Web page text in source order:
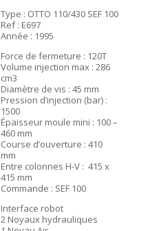
Type : OTTO 110/430 SEF 100
Ref : E697
Année : 1995
Force de fermeture : 120T
Volume injection max : 286
cm3
Diamètre de vis : 45 mm
Pression d’injection (bar) :
1500
Épaisseur moule mini : 100 –
460 mm
Course d’ouverture : 410
mm
Entre colonnes H-V : 415 x
415 mm
Commande : SEF 100
Interface robot
2 Noyaux hydrauliques